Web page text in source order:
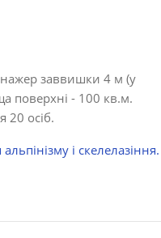
заввишки 4 м (у
поверхні - 100 кв.м.
20 осіб.
і скелелазіння.